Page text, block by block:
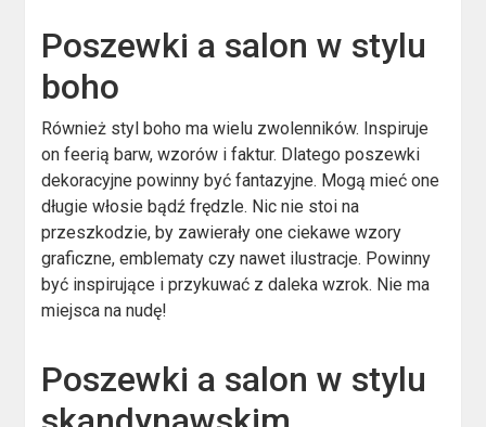
Poszewki a salon w stylu
boho
Również styl boho ma wielu zwolenników. Inspiruje
on feerią barw, wzorów i faktur. Dlatego poszewki
dekoracyjne powinny być fantazyjne. Mogą mieć one
długie włosie bądź frędzle. Nic nie stoi na
przeszkodzie, by zawierały one ciekawe wzory
graficzne, emblematy czy nawet ilustracje. Powinny
być inspirujące i przykuwać z daleka wzrok. Nie ma
miejsca na nudę!
Poszewki a salon w stylu